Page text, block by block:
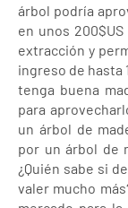
árbol podría
en unos
extracción y
ingreso de hasta
tenga buena
para
un árbol de
por un árbol de
¿Quién sabe si
valer mucho